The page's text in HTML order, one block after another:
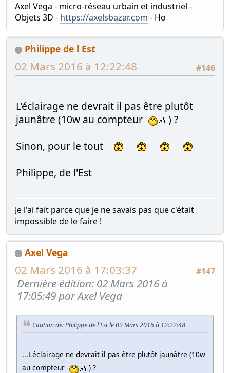
Axel Vega - micro-réseau urbain et industriel -
Objets 3D - https://axelsbazar.com - Ho
Philippe de l Est
#146
02 Mars 2016 à 12:22:48
L'éclairage ne devrait il pas être plutôt
jaunâtre (10w au compteur
) ?
Sinon, pour le tout
Philippe, de l'Est
Je l'ai fait parce que je ne savais pas que c'était
impossible de le faire !
Axel Vega
#147
02 Mars 2016 à 17:03:37
Dernière édition: 02 Mars 2016 à
17:05:49 par Axel Vega
Citation de: Philippe de l Est le 02 Mars 2016 à 12:22:48
...L'éclairage ne devrait il pas être plutôt jaunâtre (10w
au compteur
) ?